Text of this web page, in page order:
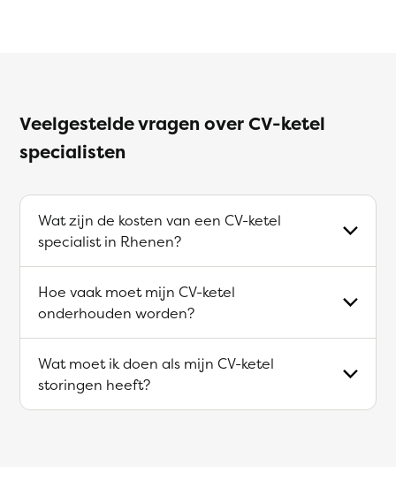
Veelgestelde vragen over CV-ketel
specialisten
Wat zijn de kosten van een CV-ketel
specialist in Rhenen?
Hoe vaak moet mijn CV-ketel
onderhouden worden?
Wat moet ik doen als mijn CV-ketel
storingen heeft?